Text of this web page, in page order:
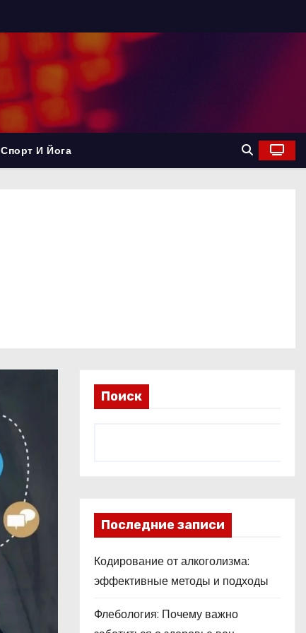
Спорт И Йога
Поиск
Последние записи
Кодирование от алкоголизма:
эффективные методы и подходы
Флебология: Почему важно